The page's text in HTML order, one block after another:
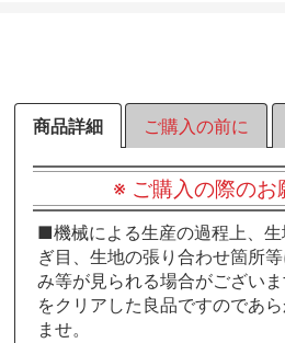
商品詳細 ご購入の前に
※ ご購入の際のお
■機械による生産の過程上、
ぎ目、生地の張り合わせ箇所
み等が見られる場合がござい
をクリアした良品ですのであ
ませ。